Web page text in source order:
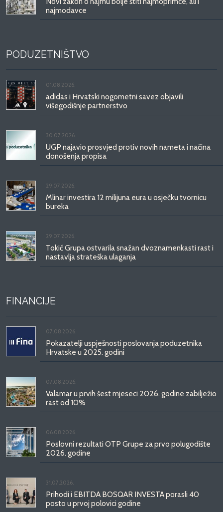
najmodavce
PODUZETNIŠTVO
01.08.2026.
adidas i Hrvatski nogometni savez objavili
višegodišnje partnerstvo
30.07.2026.
UGP najavio prosvjed protiv novih nameta i načina
donošenja propisa
29.07.2026.
Mlinar investira 12 milijuna eura u osječku tvornicu
bureka
29.07.2026.
Tokić Grupa ostvarila snažan dvoznamenkasti rast i
nastavlja strateška ulaganja
FINANCIJE
07.08.2026.
Pokazatelji uspješnosti poslovanja poduzetnika
Hrvatske u 2025. godini
07.08.2026.
Valamar u prvih šest mjeseci 2026. godine zabilježio
rast od 10%
06.08.2026.
Poslovni rezultati OTP Grupe za prvo polugodište
2026. godine
31.07.2026.
Prihodi i EBITDA BOSQAR INVESTA porasli 40
posto u prvoj polovici godine